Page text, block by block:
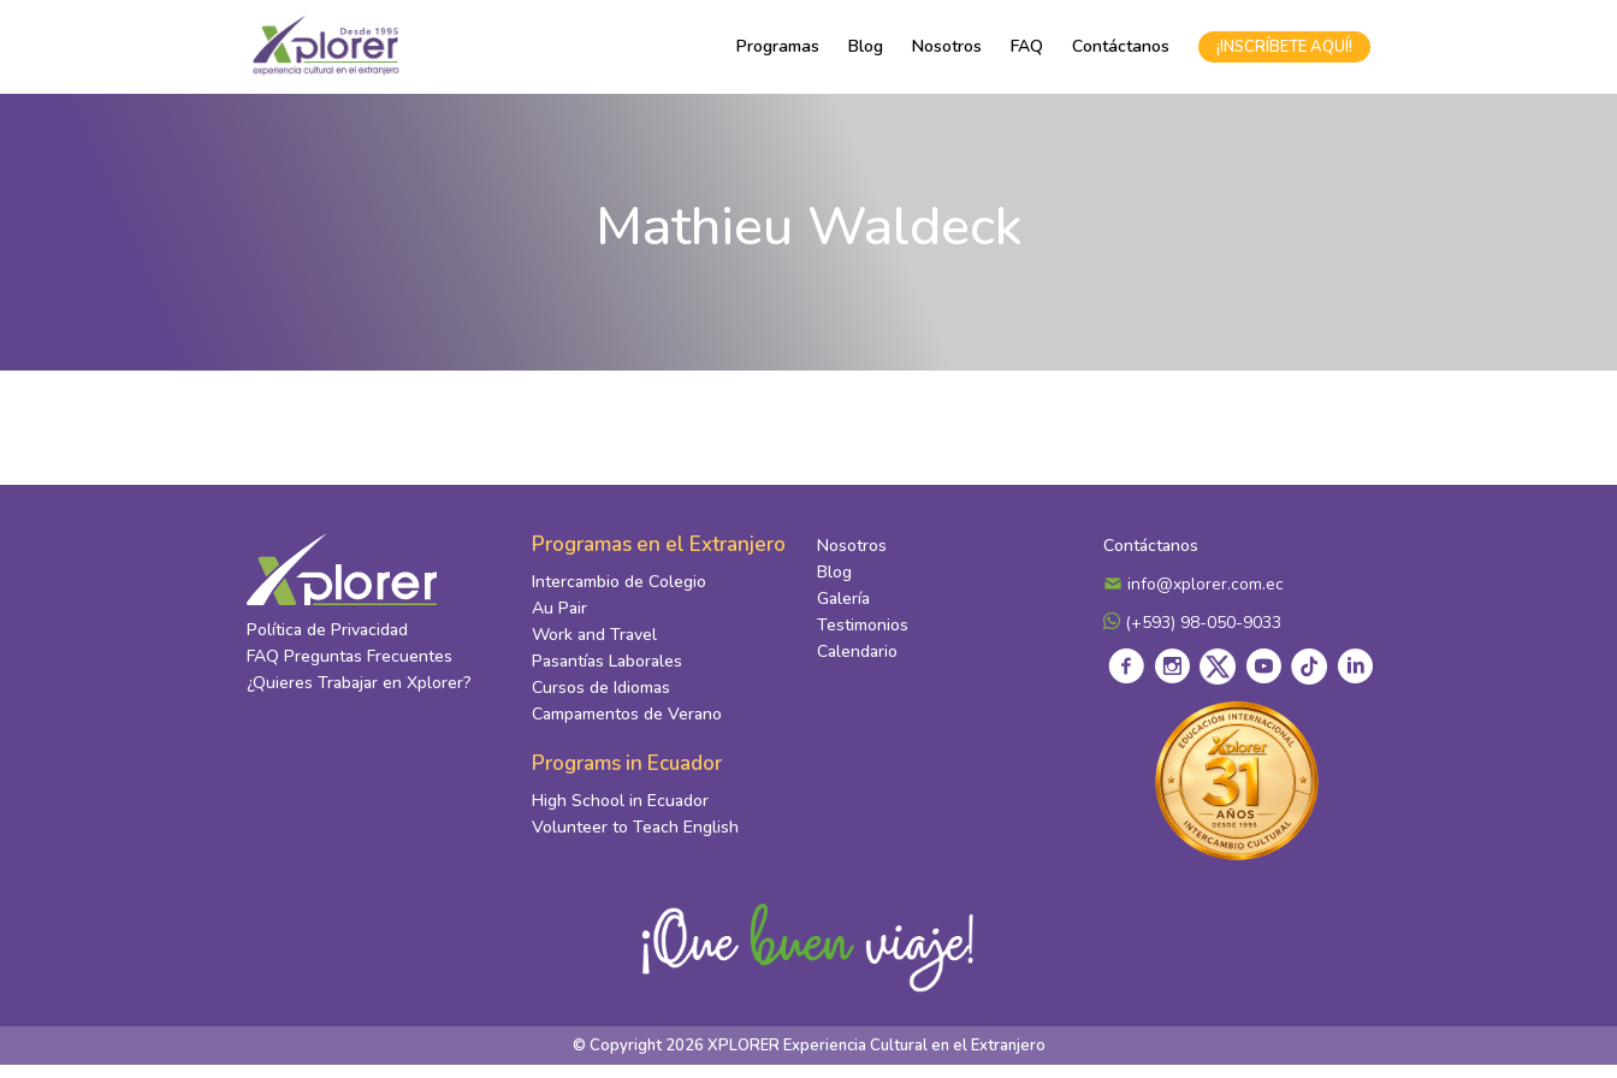
Programas Blog Nosotros FAQ Contáctanos ¡INSCRÍBETE AQUÍ!
Mathieu Waldeck
Política de Privacidad
FAQ Preguntas Frecuentes
¿Quieres Trabajar en Xplorer?
Programas en el Extranjero
Intercambio de Colegio
Au Pair
Work and Travel
Pasantías Laborales
Cursos de Idiomas
Campamentos de Verano
Programs in Ecuador
High School in Ecuador
Volunteer to Teach English
Nosotros
Blog
Galería
Testimonios
Calendario
Contáctanos
info@xplorer.com.ec
(+593) 98-050-9033
© Copyright 2026 XPLORER Experiencia Cultural en el Extranjero